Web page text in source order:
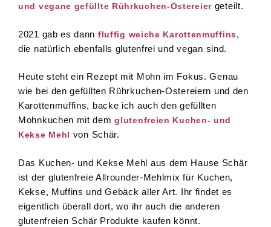
und vegane gefüllte Rührkuchen-Ostereier geteilt.
2021 gab es dann fluffig weiche Karottenmuffins,
die natürlich ebenfalls glutenfrei und vegan sind.
Heute steht ein Rezept mit Mohn im Fokus. Genau
wie bei den gefüllten Rührkuchen-Ostereiern und den
Karottenmuffins, backe ich auch den gefüllten
Mohnkuchen mit demglutenfreien Kuchen- und
Kekse Mehl von Schär.
Das Kuchen- und Kekse Mehl aus dem Hause Schär
ist der glutenfreie Allrounder-Mehlmix für Kuchen,
Kekse, Muffins und Gebäck aller Art. Ihr findet es
eigentlich überall dort, wo ihr auch die anderen
glutenfreien Schär Produkte kaufen könnt.